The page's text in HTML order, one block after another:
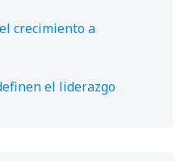
crecimiento a
el liderazgo